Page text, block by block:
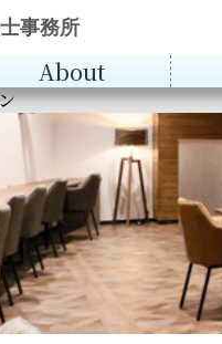
事務所
About
会